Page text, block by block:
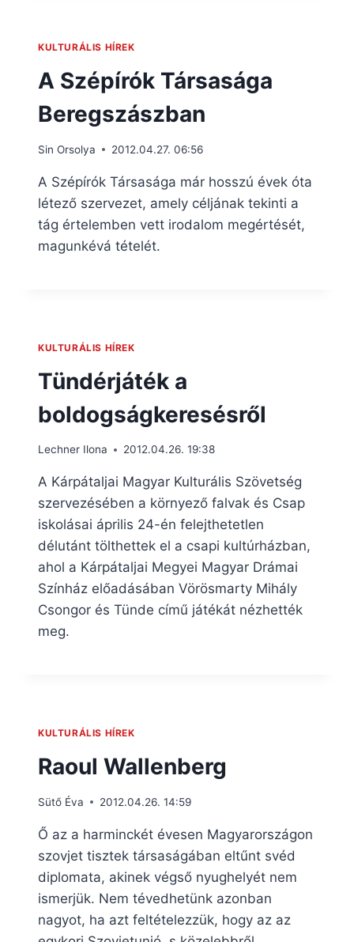
KULTURÁLIS HÍREK
A Szépírók Társasága
Beregszászban
Sin Orsolya 2012.04.27. 06:56
A Szépírók Társasága már hosszú évek óta
létező szervezet, amely céljának tekinti a
tág értelemben vett irodalom megértését,
magunkévá tételét.
KULTURÁLIS HÍREK
Tündérjáték a
boldogságkeresésről
Lechner Ilona 2012.04.26. 19:38
A Kárpátaljai Magyar Kulturális Szövetség
szervezésében a környező falvak és Csap
iskolásai április 24-én felejthetetlen
délutánt tölthettek el a csapi kultúrházban,
ahol a Kárpátaljai Megyei Magyar Drámai
Színház előadásában Vörösmarty Mihály
Csongor és Tünde című játékát nézhették
meg.
KULTURÁLIS HÍREK
Raoul Wallenberg
Sütő Éva 2012.04.26. 14:59
Ő az a harminckét évesen Magyarországon
szovjet tisztek társaságában eltűnt svéd
diplomata, akinek végső nyughelyét nem
ismerjük. Nem tévedhetünk azonban
nagyot, ha azt feltételezzük, hogy az az